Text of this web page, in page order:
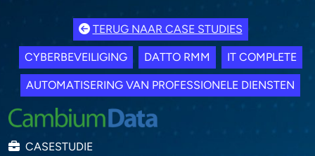
TERUG NAAR CASE STUDIES
CYBERBEVEILIGING DATTO RMM IT COMPLETE
AUTOMATISERING VAN PROFESSIONELE DIENSTEN
CASESTUDIE